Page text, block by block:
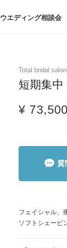
ブライダルエ
ブライダルエ
ウエディング相談会
Total bridal
短期集
¥ 73,500
質
フェイシャル、
ソフトシェービ